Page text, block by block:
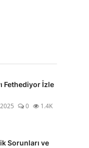
Fethediyor İzle
0 1.4K
Sorunları ve